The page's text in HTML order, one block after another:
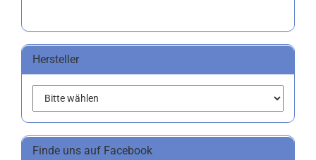
Hersteller
Finde uns auf Facebook